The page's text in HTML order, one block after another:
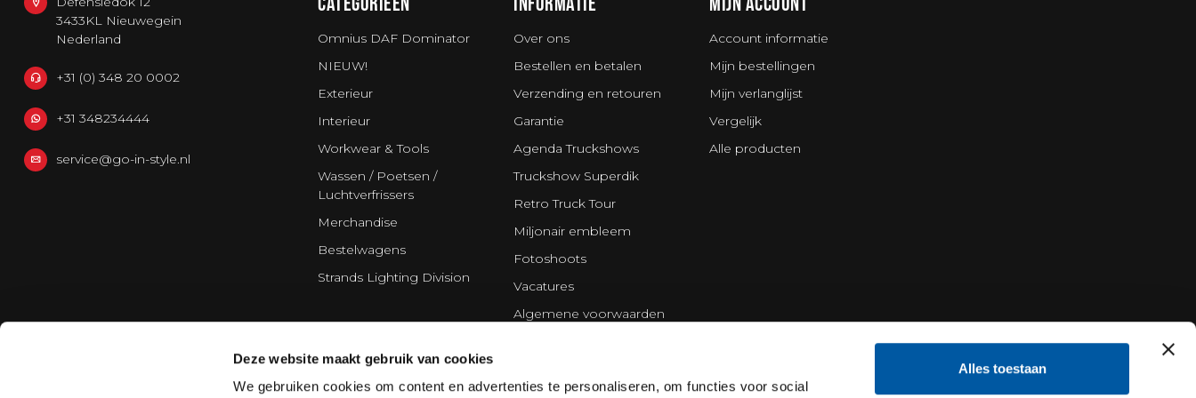
Deze website maakt gebruik van cookies
We gebruiken cookies om content en advertenties te personaliseren, om functies voor social
Alles toestaan
3433KL Nieuwegein
Nederland
+31 (0) 348 20 0002
+31 348234444
service@go-in-style.nl
Omnius DAF Dominator
NIEUW!
Exterieur
Interieur
Workwear & Tools
Wassen / Poetsen /
Luchtverfrissers
Merchandise
Bestelwagens
Strands Lighting Division
Over ons
Bestellen en betalen
Verzending en retouren
Garantie
Agenda Truckshows
Truckshow Superdik
Retro Truck Tour
Miljonair embleem
Fotoshoots
Vacatures
Algemene voorwaarden
Account informatie
Mijn bestellingen
Mijn verlanglijst
Vergelijk
Alle producten